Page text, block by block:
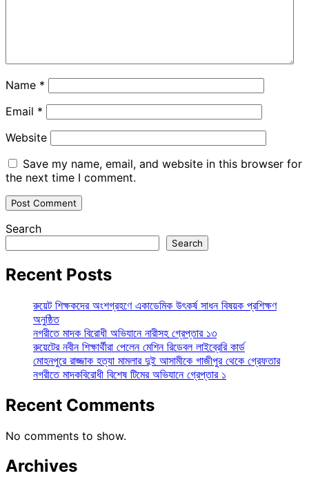
Name *
Email *
Website
Save my name, email, and website in this browser for
the next time I comment.
Search
Search
Recent Posts
রুয়েট শিক্ষকদের অংশগ্রহণে একাডেমিক উৎকর্ষ সাধন বিষয়ক প্রশিক্ষণ
অনুষ্ঠিত
নগরীতে মাদক বিরোধী অভিযানে নারীসহ গ্রেপ্তার ১৩
রুয়েটের নবীন শিক্ষার্থীরা পেলেন মেশিন রিডেবল লাইব্রেরি কার্ড
মোহনপুরে রাজ্জাক হত্যা মামলার দুই আসামীকে গাজীপুর থেকে গ্রেফতার
নগরীতে মাদকবিরোধী বিশেষ টিমের অভিযানে গ্রেপ্তার ১
Recent Comments
No comments to show.
Archives